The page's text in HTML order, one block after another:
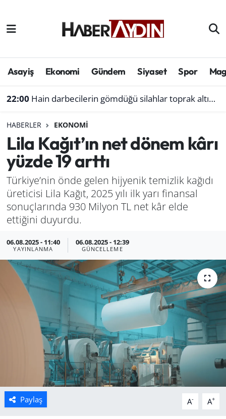
Asayiş Ekonomi Gündem Siyaset Spor
22:00 Hain darbecilerin gömdüğü silahlar toprak altında aranıyor
HABERLER EKONOMI
Lila Kağıt’ın net dönem kârı
yüzde 19 arttı
Türkiye’nin önde gelen hijyenik temizlik kağıdı
üreticisi Lila Kağıt, 2025 yılı ilk yarı finansal
sonuçlarında 930 Milyon TL net kâr elde
ettiğini duyurdu.
06.08.2025 - 11:40
YAYINLANMA
06.08.2025 - 12:39
GÜNCELLEME
Paylaş A- A+
Afyonkarahisar
Çevre
Genel
Haber
Izmir
Kütahya
Manisa
Muğla
Politika
Uşak
Aydın Hava Durumu
Süper Lig Puan Durumu ve Fikstür
Son Dakika Haberleri
Haber Arşivi